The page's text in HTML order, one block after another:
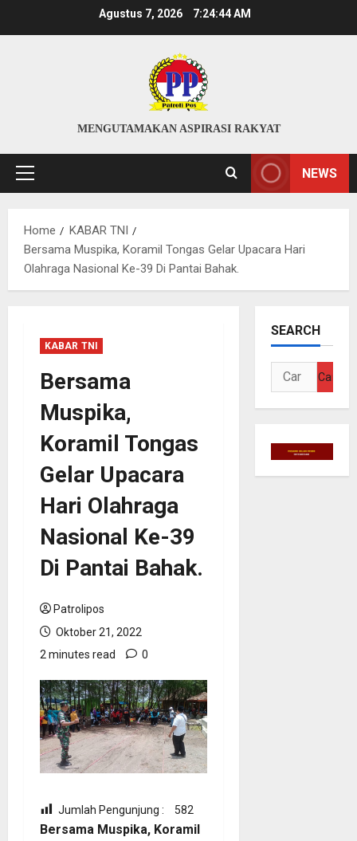
Agustus 7, 2026 7:24:45 AM
MENGUTAMAKAN ASPIRASI RAKYAT
Primary
NEWS
Home
KABAR TNI
Bersama Muspika, Koramil Tongas Gelar Upacara Hari
Olahraga Nasional Ke-39 Di Pantai Bahak.
KABAR TNI
Bersama
Muspika,
Koramil Tongas
Gelar Upacara
Hari Olahraga
Nasional Ke-39
Di Pantai Bahak.
Patrolipos
Oktober 21, 2022
2 minutes read
0
Jumlah Pengunjung : 582
Bersama Muspika, Koramil
SEARCH
Cari
untuk: